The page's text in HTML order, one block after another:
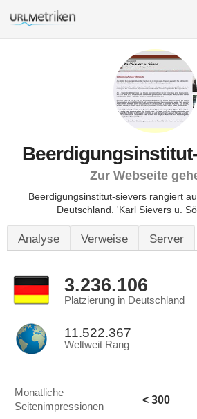
Zur Webseite
Beerdigungsinstitut-sievers rangiert
Deutschland. 'Karl Sievers u.
Analyse Verweise Server
3.236.106
Platzierung in Deutschland
11.522.367
Weltweit Rang
Monatliche
Seitenimpressionen
< 300